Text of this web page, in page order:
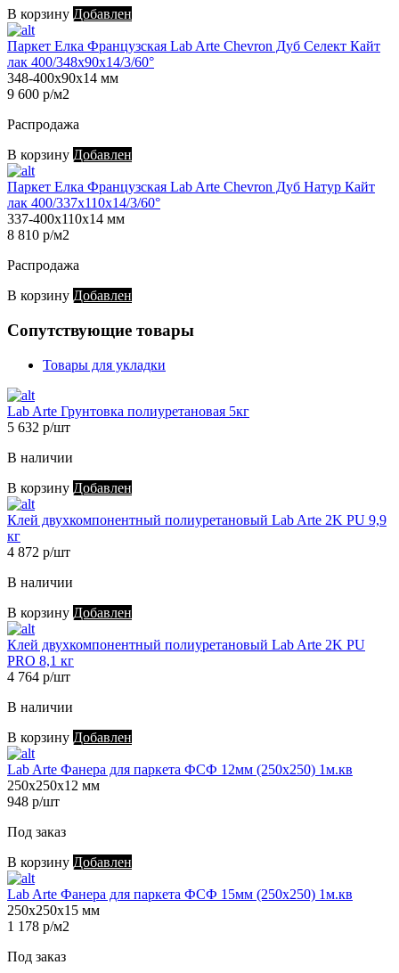
В корзину Добавлен
Паркет Елка Французская Lab Arte Chevron Дуб Селект Кайт
лак 400/348х90х14/3/60°
348-400х90х14 мм
9 600 р/м2
Распродажа
В корзину Добавлен
Паркет Елка Французская Lab Arte Chevron Дуб Натур Кайт
лак 400/337х110х14/3/60°
337-400х110х14 мм
8 810 р/м2
Распродажа
В корзину Добавлен
Сопутствующие товары
Товары для укладки
Lab Arte Грунтовка полиуретановая 5кг
5 632 р/шт
В наличии
В корзину Добавлен
Клей двухкомпонентный полиуретановый Lab Arte 2K PU 9,9
кг
4 872 р/шт
В наличии
В корзину Добавлен
Клей двухкомпонентный полиуретановый Lab Arte 2K PU
PRO 8,1 кг
4 764 р/шт
В наличии
В корзину Добавлен
Lab Arte Фанера для паркета ФСФ 12мм (250х250) 1м.кв
250х250х12 мм
948 р/шт
Под заказ
В корзину Добавлен
Lab Arte Фанера для паркета ФСФ 15мм (250х250) 1м.кв
250х250х15 мм
1 178 р/м2
Под заказ